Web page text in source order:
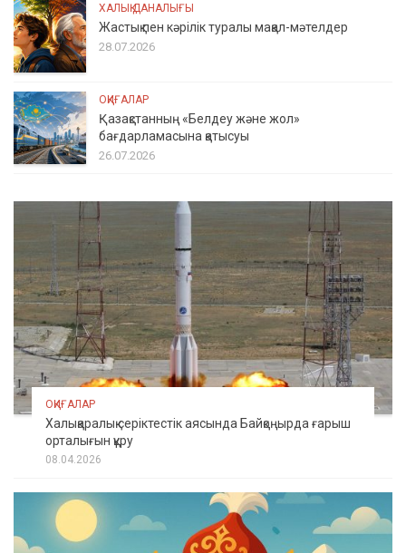
ХАЛЫҚ ДАНАЛЫҒЫ
Жастық пен кәрілік туралы мақал-мәтелдер
28.07.2026
ОҚИҒАЛАР
Қазақстанның «Белдеу және жол»
бағдарламасына қатысуы
26.07.2026
ОҚИҒАЛАР
Халықаралық серіктестік аясында Байқоңырда ғарыш
орталығын құру
08.04.2026